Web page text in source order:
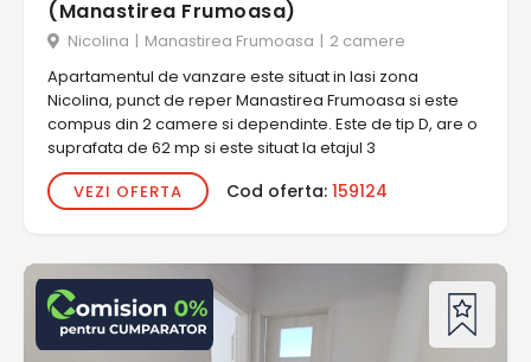
(Manastirea Frumoasa)
Nicolina | Manastirea Frumoasa | 2 camere
Apartamentul de vanzare este situat in Iasi zona
Nicolina, punct de reper Manastirea Frumoasa si este
compus din 2 camere si dependinte. Este de tip D, are o
suprafata de 62 mp si este situat la etajul 3
VEZI OFERTA
Cod oferta: 159124